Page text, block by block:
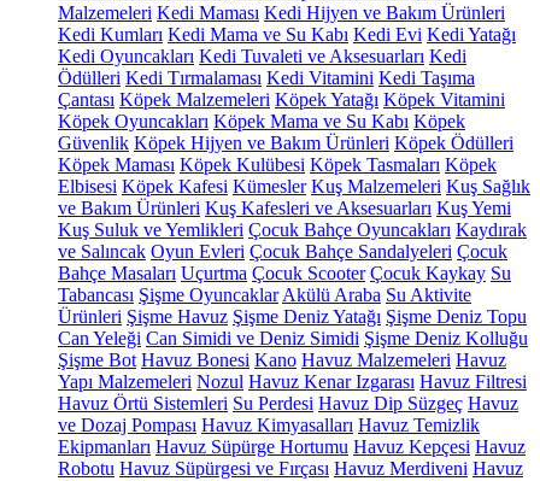
Malzemeleri Kedi Maması Kedi Hijyen ve Bakım Ürünleri
Kedi Kumları Kedi Mama ve Su Kabı Kedi Evi Kedi Yatağı
Kedi Oyuncakları Kedi Tuvaleti ve Aksesuarları Kedi
Ödülleri Kedi Tırmalaması Kedi Vitamini Kedi Taşıma
Çantası Köpek Malzemeleri Köpek Yatağı Köpek Vitamini
Köpek Oyuncakları Köpek Mama ve Su Kabı Köpek
Güvenlik Köpek Hijyen ve Bakım Ürünleri Köpek Ödülleri
Köpek Maması Köpek Kulübesi Köpek Tasmaları Köpek
Elbisesi Köpek Kafesi Kümesler Kuş Malzemeleri Kuş Sağlık
ve Bakım Ürünleri Kuş Kafesleri ve Aksesuarları Kuş Yemi
Kuş Suluk ve Yemlikleri Çocuk Bahçe Oyuncakları Kaydırak
ve Salıncak Oyun Evleri Çocuk Bahçe Sandalyeleri Çocuk
Bahçe Masaları Uçurtma Çocuk Scooter Çocuk Kaykay Su
Tabancası Şişme Oyuncaklar Akülü Araba Su Aktivite
Ürünleri Şişme Havuz Şişme Deniz Yatağı Şişme Deniz Topu
Can Yeleği Can Simidi ve Deniz Simidi Şişme Deniz Kolluğu
Şişme Bot Havuz Bonesi Kano Havuz Malzemeleri Havuz
Yapı Malzemeleri Nozul Havuz Kenar Izgarası Havuz Filtresi
Havuz Örtü Sistemleri Su Perdesi Havuz Dip Süzgeç Havuz
ve Dozaj Pompası Havuz Kimyasalları Havuz Temizlik
Ekipmanları Havuz Süpürge Hortumu Havuz Kepçesi Havuz
Robotu Havuz Süpürgesi ve Fırçası Havuz Merdiveni Havuz